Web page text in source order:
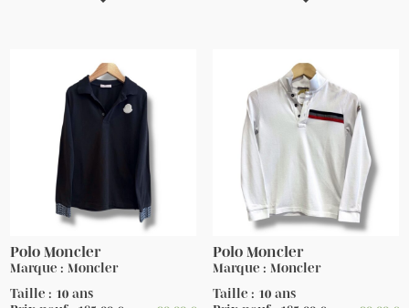
Polo Moncler
Marque : Moncler
Taille : 10 ans
Polo Moncler
Marque : Moncler
Taille : 10 ans